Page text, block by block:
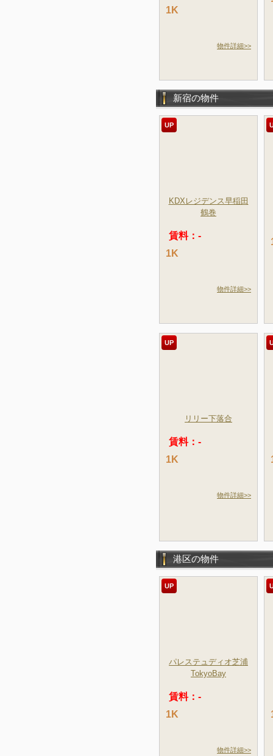
1K
物件詳細>>
新宿の物件
UP
KDXレジデンス早稲田
鶴巻
賃料：-
1K
物件詳細>>
UP
リリー下落合
賃料：-
1K
物件詳細>>
港区の物件
UP
パレステュディオ芝浦
TokyoBay
賃料：-
1K
物件詳細>>